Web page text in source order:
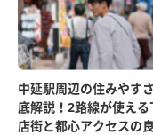
中延駅周辺の住みやす
底解説！2路線が使える
店街と都心アクセスの